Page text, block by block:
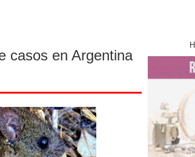
casos en Argentina